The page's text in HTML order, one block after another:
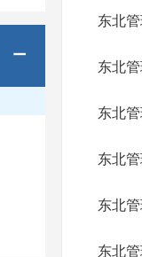
东北
东北
东北
东北
东北
东北